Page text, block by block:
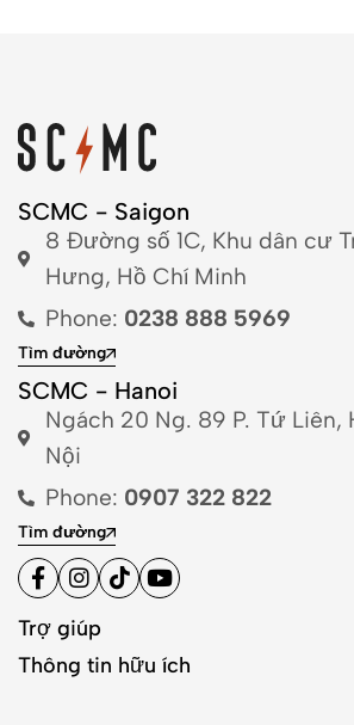
SCMC - Saigon
8 Đường số 1C, Khu dân cư
Hưng, Hồ Chí Minh
Phone: 0238 888 5969
Tìm đường
SCMC - Hanoi
Ngách 20 Ng. 89 P. Tứ Liên,
Nội
Phone: 0907 322 822
Tìm đường
Trợ giúp
Thông tin hữu ích